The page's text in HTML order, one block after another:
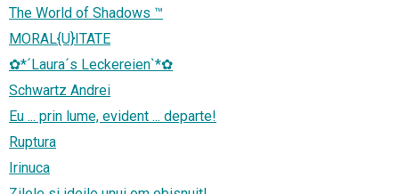
The World of Shadows ™
MORAL{U}ITATE
✿*´Laura´s Leckereien`*✿
Schwartz Andrei
Eu ... prin lume, evident ... departe!
Ruptura
Irinuca